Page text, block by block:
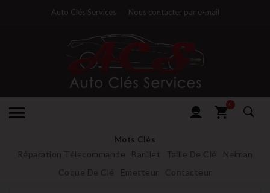
Auto Clés Services Nous contacter par e-mail
0
Mots Clés
Réparation Télecommande Barillet Taille De Clé
Neiman
Coque De Clé
Emetteur Contacteur